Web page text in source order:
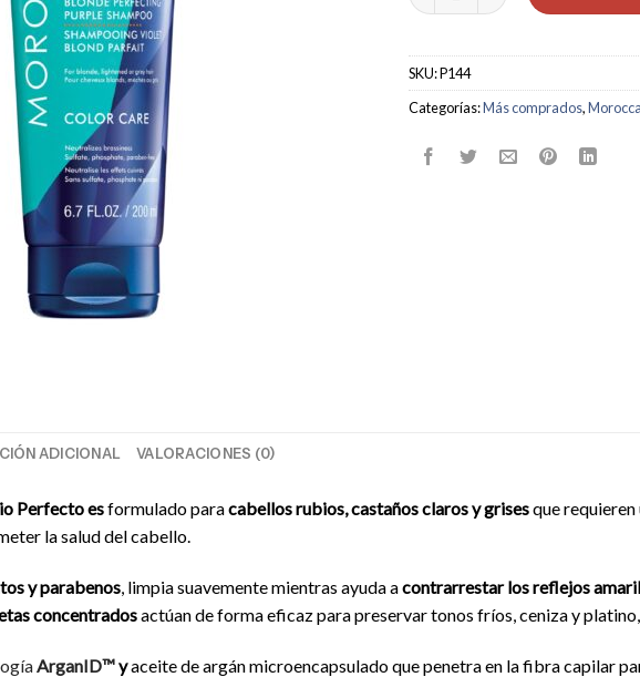
SKU:P144
Categorías:Más comprados,
ADICIONAL VALORACIONES (0)
Perfecto esformulado paracabellos rubios, castaños claros y grisesque
la salud del cabello.
y parabenos , limpia suavemente mientras ayuda acontrarrestar los reflejos
concentradosactúan de forma eficaz para preservar tonos fríos, ceniza y
ArganID™yaceite de argán microencapsulado que penetra en la fibra capilar